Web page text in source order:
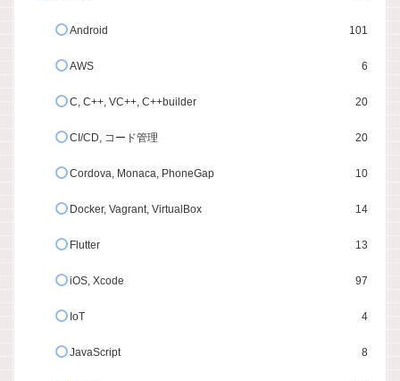
Android 101
AWS 6
C, C++, VC++, C++builder 20
CI/CD, コード管理 20
Cordova, Monaca, PhoneGap 10
Docker, Vagrant, VirtualBox 14
Flutter 13
iOS, Xcode 97
IoT 4
JavaScript 8